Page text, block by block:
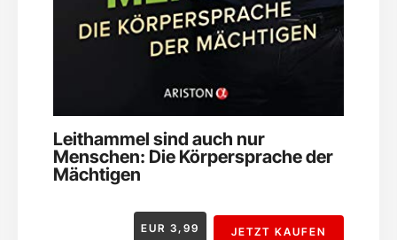
Leithammel sind auch nur
Menschen: Die Körpersprache der
Mächtigen
EUR 3,99 JETZT KAUFEN